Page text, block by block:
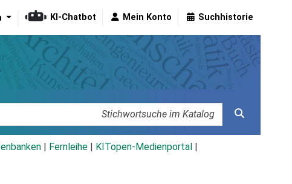
KI-Chatbot Mein Konto Suchhistorie
Fernleihe KITopen-Medienportal